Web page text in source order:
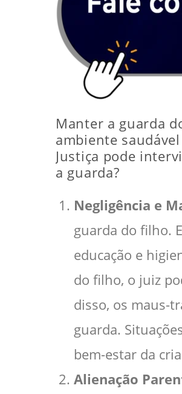
Manter a guarda
ambiente
Justiça pode
a guarda?
Negligência e
guarda do filho.
educação e
do filho, o juiz
disso, os maus-
guarda.
bem-estar da
Alienação